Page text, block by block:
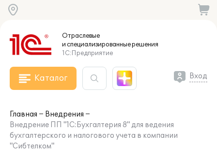
Отраслевые
и специализированныерешения
1С:Предприятие
Каталог Вход
Главная
Внедрения
Внедрение ПП "1С:Бухгалтерия 8" для ведения
бухгалтерского и налогового учета в компании
"Сибтелком"